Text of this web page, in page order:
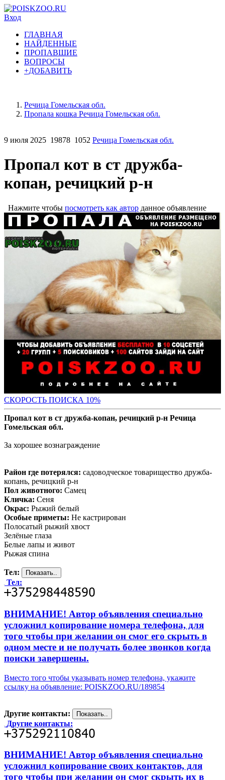
Вход
ГЛАВНАЯ
НАЙДЕННЫЕ
ПРОПАВШИЕ
ВОПРОСЫ
+ДОБАВИТЬ
Речица Гомельская обл.
Пропала кошка Речица Гомельская обл.
9 июля 2025 19878 1052 Речица Гомельская обл.
Пропал кот в ст дружба-
копан, речицкий р-н
Нажмите чтобы посмотреть как автор данное объявление
СКОРОСТЬ ПОИСКА 10%
Пропал кот в ст дружба-копан, речицкий р-н Речица
Гомельская обл.
За хорошее вознаграждение
Район где потерялся: садоводческое товарищество дружба-
копань, речицкий р-н
Пол животного: Самец
Кличка: Сеня
Окрас: Рыжий белый
Особые приметы: Не кастрирован
Полосатый рыжий хвост
Зелёные глаза
Белые лапы и живот
Рыжая спина
Тел:
Тел:
ВНИМАНИЕ! Автор объявления специально
усложнил копирование номера телефона, для
того чтобы при желании он смог его скрыть в
одном месте и не получать более звонков когда
поиски завершены.
Вместо того чтобы указывать номер телефона, укажите
ссылку на объявление: POISKZOO.RU/189854
Другие контакты:
Другие контакты:
ВНИМАНИЕ! Автор объявления специально
усложнил копирование своих контактов, для
того чтобы при желании он смог скрыть их в